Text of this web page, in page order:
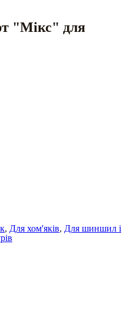
"Мікс" для
, Для хом'яків, Для шиншил і